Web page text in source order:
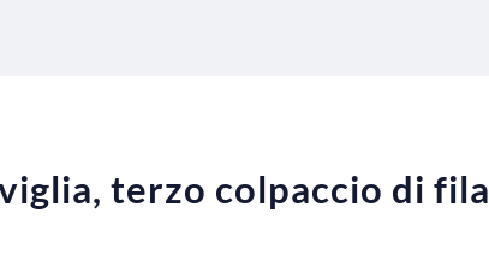
terzo colpaccio di fila